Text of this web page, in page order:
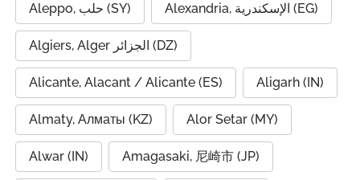
Aleppo, حلب (SY) Alexandria, الإسكندرية (EG)
Algiers, Alger الجزائر (DZ)
Alicante, Alacant / Alicante (ES) Aligarh (IN)
Almaty, Алматы (KZ) Alor Setar (MY)
Alwar (IN) Amagasaki, 尼崎市 (JP)